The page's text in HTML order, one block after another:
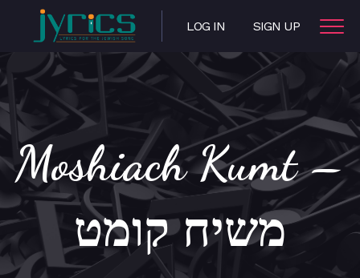
LOG IN SIGN UP
Moshiach Kumt –
משיח קומט